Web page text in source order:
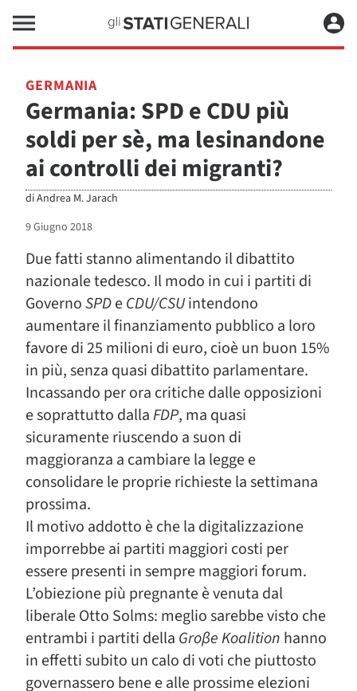
GERMANIA
Germania: SPD e CDU più
soldi per sè, ma lesinandone
ai controlli dei migranti?
diAndrea M. Jarach
9 Giugno 2018
Due fatti stanno alimentando il dibattito
nazionale tedesco. Il modo in cui i partiti di
GovernoSPDeCDU/CSUintendono
aumentare il finanziamento pubblico a loro
favore di 25 milioni di euro, cioè un buon 15%
in più, senza quasi dibattito parlamentare.
Incassando per ora critiche dalle opposizioni
e soprattutto dallaFDP, ma quasi
sicuramente riuscendo a suon di
maggioranza a cambiare la legge e
consolidare le proprie richieste la settimana
prossima.
Il motivo addotto è che la digitalizzazione
imporrebbe ai partiti maggiori costi per
essere presenti in sempre maggiori forum.
L’obiezione più pregnante è venuta dal
liberale Otto Solms: meglio sarebbe visto che
entrambi i partiti della Groβe Koalition hanno
in effetti subito un calo di voti che piuttosto
governassero bene e alle prossime elezioni